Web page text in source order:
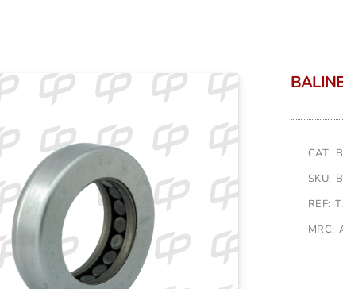
CAT:
SKU:
REF:
MRC: